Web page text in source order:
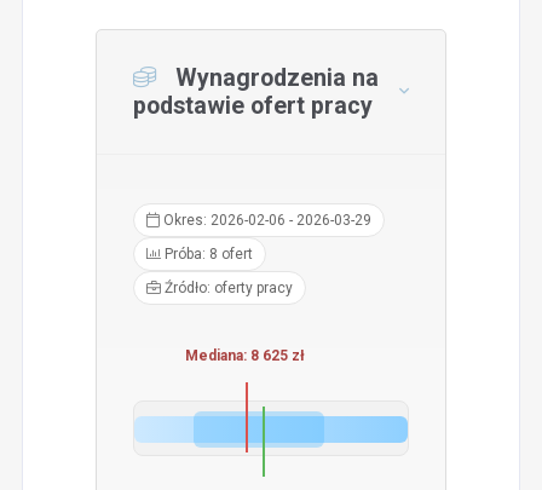
Wynagrodzenia na
podstawie ofert pracy
Okres: 2026-02-06 - 2026-03-29
Próba: 8 ofert
Źródło: oferty pracy
Mediana: 8 625 zł